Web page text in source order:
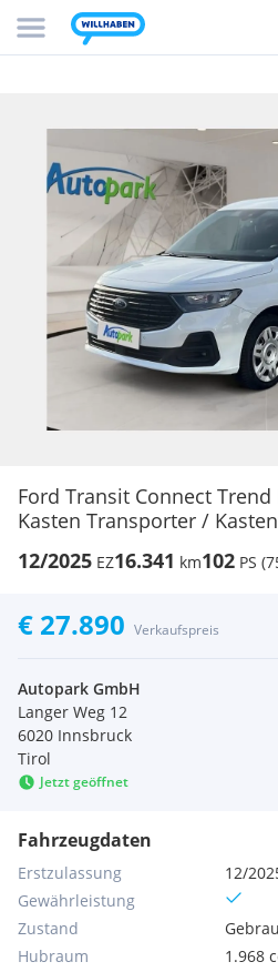
Ford Transit Connect Trend
Kasten Transporter /
12/2025 EZ16.341 km102 PS
€ 27.890 Verkaufspreis
Autopark GmbH
Langer Weg 12
6020 Innsbruck
Tirol
Jetzt geöffnet
Fahrzeugdaten
Erstzulassung
12/
Gewährleistung
Zustand
Hubraum
1.968